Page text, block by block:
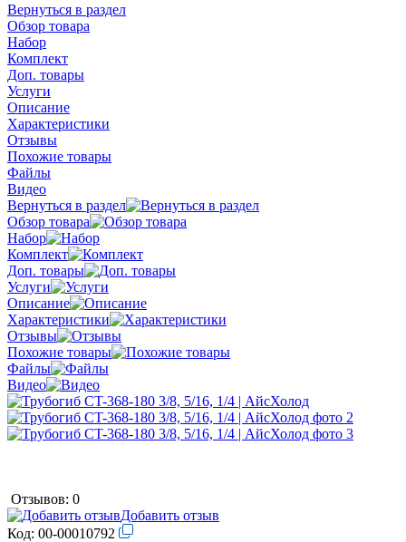
Вернуться в раздел
Обзор товара
Набор
Комплект
Доп. товары
Услуги
Описание
Характеристики
Отзывы
Похожие товары
Файлы
Видео
Вернуться в раздел
Обзор товара
Набор
Комплект
Доп. товары
Услуги
Описание
Характеристики
Отзывы
Похожие товары
Файлы
Видео
Отзывов: 0
Добавить отзыв
Код: 00-00010792